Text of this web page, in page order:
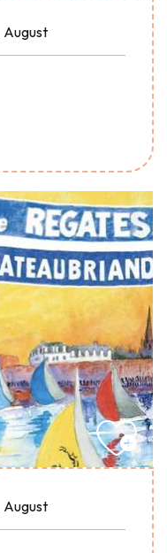
August
August